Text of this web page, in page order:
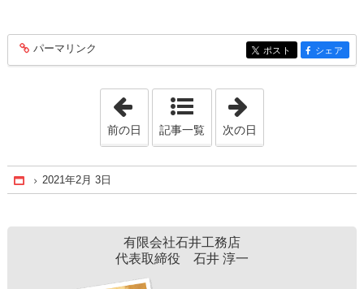
entry174
パーマリンク entry174
ポスト entry174
シェア
「2021年1月16日」
前の日 記事一覧 次の日
Home
2021年2月 3日
有限会社石井工務店
代表取締役 石井 淳一